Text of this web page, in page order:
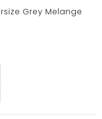
Grey Melange